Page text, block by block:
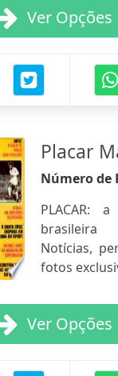
Ver Opções
Placar
Número de
PLACAR:
Notícias,
fotos
Ver Opções